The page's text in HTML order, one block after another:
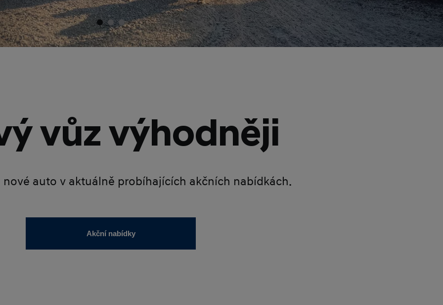
vůz výhodněji
nové auto v aktuálně probíhajících akčních nabídkách.
Akční nabídky